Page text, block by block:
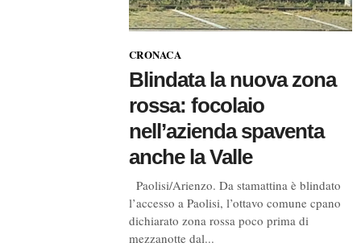
CRONACA
Blindata la nuova zona
rossa: focolaio
nell’azienda spaventa
anche la Valle
Paolisi/Arienzo. Da stamattina è blindato
l’accesso a Paolisi, l’ottavo comune cpano
dichiarato zona rossa poco prima di
mezzanotte dal...